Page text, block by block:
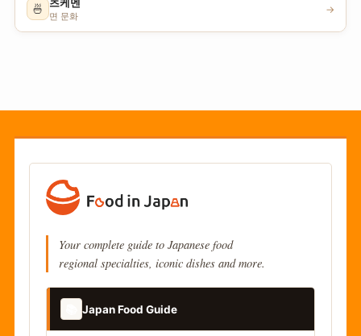
🍜
면 문화
→
Your complete guide to Japanese food
regional specialties, iconic dishes and more.
Japan Food Guide